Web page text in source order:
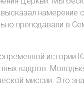
преподавали в
истории
кадров.
миссии. Это